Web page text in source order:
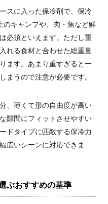
スに入った保冷剤で、保冷
のキャンプや、肉・魚など鮮
必須といえます。ただし重
れる食材と合わせた総重量
ます。あまり重すぎると一
まうので注意が必要です。
、薄くて形の自由度が高い
隙間にフィットさせやすい
ドタイプに匹敵する保冷力
広いシーンに対応できま
ぶおすすめの基準